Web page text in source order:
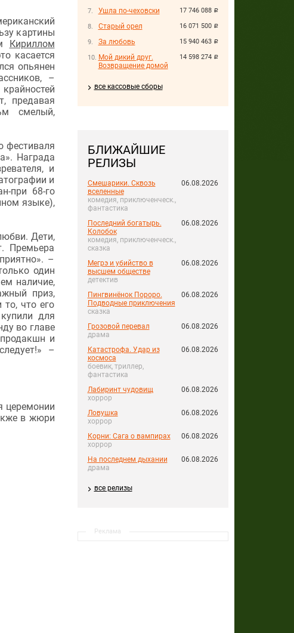
17 746 088 руб.
Ушла по-чеховски
16 071 500 руб.
Старый орел
15 940 463 руб.
За любовь
14 598 274 руб.
Мой дикий друг.
Возвращение домой
все кассовые сборы
БЛИЖАЙШИЕ
РЕЛИЗЫ
Смешарики. Сквозь
вселенные
комедия, приключенческ.,
фантастика
06.08.2026
Последний богатырь.
Колобок
комедия, приключенческ.,
сказка
06.08.2026
Мегрэ и убийство в
высшем обществе
детектив
06.08.2026
Пингвинёнок Пороро.
Подводные приключения
сказка
06.08.2026
Грозовой перевал
драма
06.08.2026
Катастрофа. Удар из
космоса
боевик, триллер,
фантастика
06.08.2026
Лабиринт чудовищ
хоррор
06.08.2026
Ловушка
хоррор
06.08.2026
Корни: Сага о вампирах
хоррор
06.08.2026
На последнем дыхании
драма
06.08.2026
все релизы
Реклама
картины
Кириллом
касается
опьянен
–
предавая
смелый,
фестиваля
Награда
и
и
при 68-го
языке),
Дети,
Премьера
–
один
наличие,
приз,
что его
для
во главе
и
–
церемонии
в жюри